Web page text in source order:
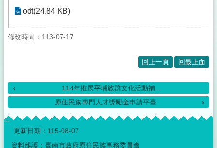
odt(24.84 KB)
修改時間：113-07-17
回上一頁 回最上面
114年推展平埔族群文化活動補...
原住民族專門人才獎勵金申請平臺
:::
更新日期： 115-08-07
資料維護：臺南市政府原住民族事務委員會